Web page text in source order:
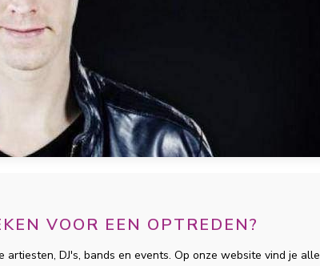
VOOR EEN OPTREDEN?
DJ's, bands en events. Op onze website vind je alle